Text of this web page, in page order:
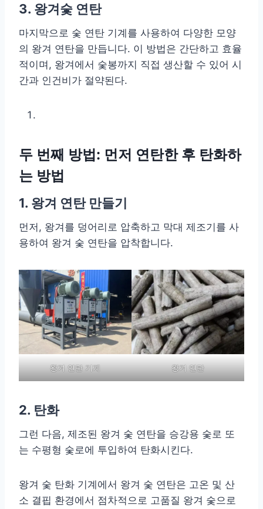
3. 왕겨숯 연탄
마지막으로 숯 연탄 기계를 사용하여 다양한 모양
의 왕겨 연탄을 만듭니다. 이 방법은 간단하고 효율
적이며, 왕겨에서 숯봉까지 직접 생산할 수 있어 시
간과 인건비가 절약된다.
두 번째 방법: 먼저 연탄한 후 탄화하
는 방법
1. 왕겨 연탄 만들기
먼저, 왕겨를 덩어리로 압축하고 막대 제조기를 사
용하여 왕겨 숯 연탄을 압착합니다.
왕겨 연탄 기계 왕겨 연탄
2. 탄화
그런 다음, 제조된 왕겨 숯 연탄을 승강용 숯로 또
는 수평형 숯로에 투입하여 탄화시킨다.
왕겨 숯 탄화 기계에서 왕겨 숯 연탄은 고온 및 산
소 결핍 환경에서 점차적으로 고품질 왕겨 숯으로